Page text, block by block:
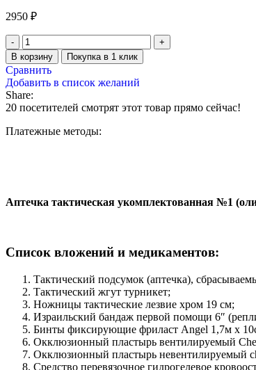
2950 ₽
В корзину Покупка в 1 клик
Сравнить
Добавить в список желаний
Share:
20 посетителей смотрят этот товар прямо сейчас!
Платежные методы:
Аптечка тактическая укомплектованная №1
Список вложений и медикаментов:
Тактический подсумок (аптечка),
Тактический жгут турникет;
Ножницы тактические лезвие хром 19 см;
Израильский бандаж первой помощи 6″
Бинты фиксирующие фриласт Angel 1,7м х
Окклюзионный пластырь вентилируемый
Окклюзионный пластырь невентилируемый
Средство перевязочное гидрогелевое